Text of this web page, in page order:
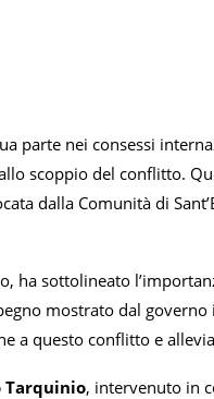
parte nei consessi
scoppio del conflitto.
dalla Comunità di
ha sottolineato
mostrato dal
a questo conflitto e
Tarquinio, intervenuto in